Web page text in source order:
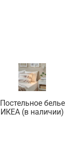
Постельное белье
ИКЕА (в наличии)